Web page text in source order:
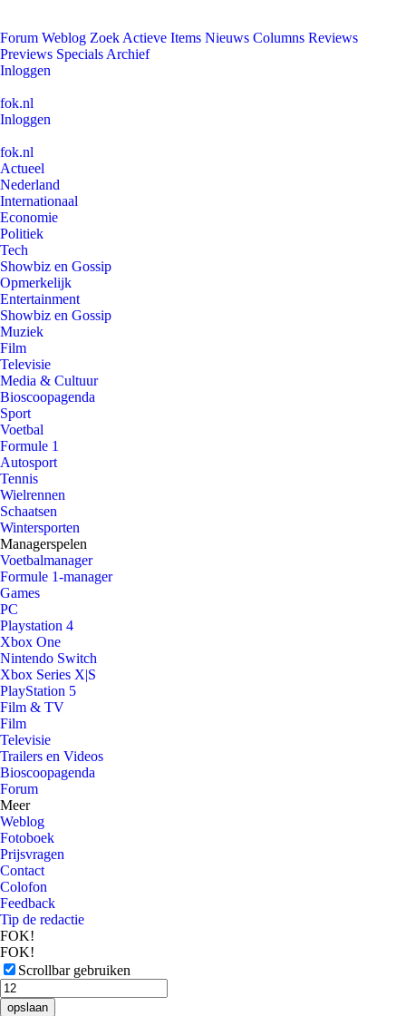
Forum Weblog Zoek Actieve Items Nieuws Columns Reviews
Previews Specials Archief
Inloggen
fok.nl
Inloggen
fok.nl
Actueel
Nederland
Internationaal
Economie
Politiek
Tech
Showbiz en Gossip
Opmerkelijk
Entertainment
Showbiz en Gossip
Muziek
Film
Televisie
Media & Cultuur
Bioscoopagenda
Sport
Voetbal
Formule 1
Autosport
Tennis
Wielrennen
Schaatsen
Wintersporten
Managerspelen
Voetbalmanager
Formule 1-manager
Games
PC
Playstation 4
Xbox One
Nintendo Switch
Xbox Series X|S
PlayStation 5
Film & TV
Film
Televisie
Trailers en Videos
Bioscoopagenda
Forum
Meer
Weblog
Fotoboek
Prijsvragen
Contact
Colofon
Feedback
Tip de redactie
FOK!
FOK!
Scrollbar gebruiken
opslaan